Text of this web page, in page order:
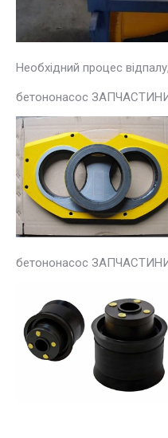
Необхідний процес
бетононасос
бетононасос